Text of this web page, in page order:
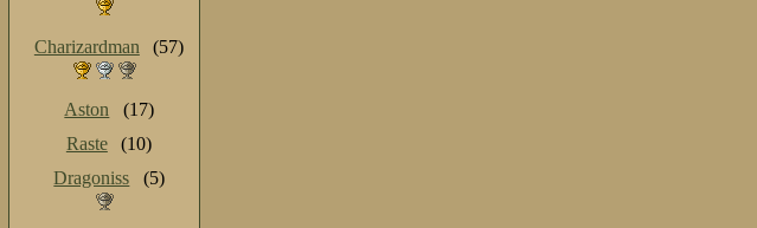
Charizardman (57)
Aston
(17)
Raste
(10)
Dragoniss
(5)